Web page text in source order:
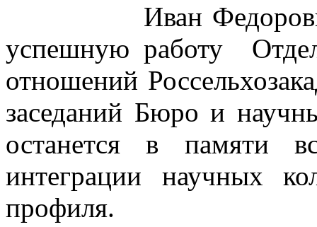
Иван Федорович
успешную работу
отношений
заседаний Бюро и
останется в памяти
интеграции научных
профиля.